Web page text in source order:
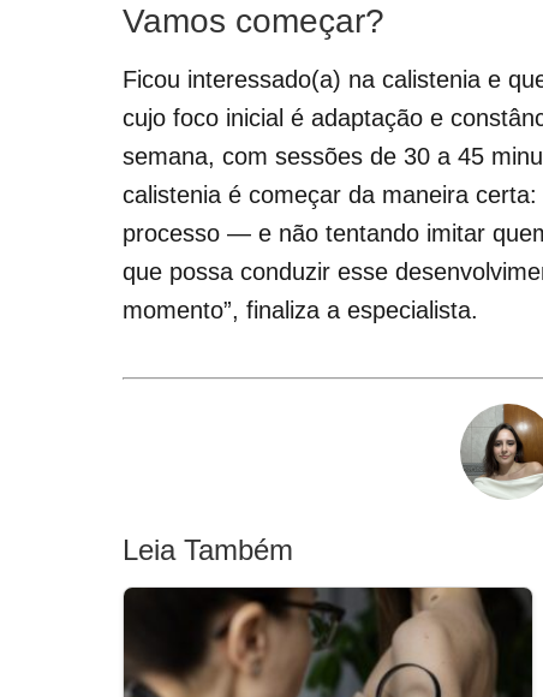
Vamos começar?
Ficou interessado(a) na calistenia e
cujo foco inicial é adaptação e
semana, com sessões de 30 a 45
calistenia é começar da maneira
processo — e não tentando imitar
que possa conduzir esse
momento”, finaliza a especialista.
Leia Também